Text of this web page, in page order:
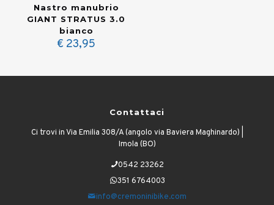
Nastro manubrio
GIANT STRATUS 3.0
bianco
€ 23,95
Contattaci
Ci trovi in Via Emilia 308/A (angolo via Baviera Maghinardo) |
Imola (BO)
0542 23262
351 6764003
info@cremoninibike.com